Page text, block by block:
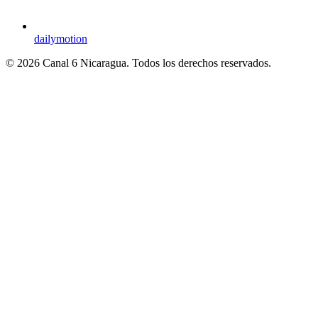
dailymotion
© 2026 Canal 6 Nicaragua. Todos los derechos reservados.